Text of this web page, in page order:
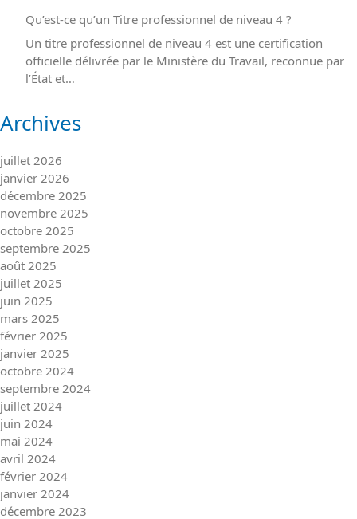
Qu’est-ce qu’un Titre professionnel de niveau 4 ?
Un titre professionnel de niveau 4 est une certification
officielle délivrée par le Ministère du Travail, reconnue par
l’État et…
Archives
juillet 2026
janvier 2026
décembre 2025
novembre 2025
octobre 2025
septembre 2025
août 2025
juillet 2025
juin 2025
mars 2025
février 2025
janvier 2025
octobre 2024
septembre 2024
juillet 2024
juin 2024
mai 2024
avril 2024
février 2024
janvier 2024
décembre 2023